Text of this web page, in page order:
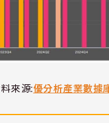
來源:優分析產業數據